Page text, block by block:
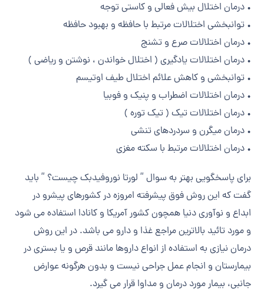
• درمان اختلال بیش فعالی و کاستی توجه
• توانبخشی اختلالات مرتبط با حافظه و بهبود حافظه
• درمان اختلالات صرع و تشنج
• درمان اختلالات یادگیری ( اختلال خواندن ، نوشتن و ریاضی )
• توانبخشی و کاهش علائم اختلال طیف اوتیسم
• درمان اختلالات اضطراب و پنیک و فوبیا
• درمان اختلالات تیک ( تیک توره )
• درمان میگرن و سردردهای تنشی
• درمان اختلالات مرتبط با سکته مغزی
برای پاسخگویی بهتر به سوال ” لورتا نوروفیدبک چیست؟ ” باید
گفت که این روش فوق پیشرفته امروزه در کشورهای پیشرو در
ابداع و نوآوری دنیا همچون کشور آمریکا و کانادا استفاده می شود
و مورد تائید بالاترین مراجع غذا و دارو می باشد. در این روش
درمان نیازی به استفاده از انواع داروها مانند قرص و یا بستری در
بیمارستان و انجام عمل جراحی نیست و بدون هرگونه عوارض
جانبی، بیمار مورد درمان و مداوا قرار می گیرد.